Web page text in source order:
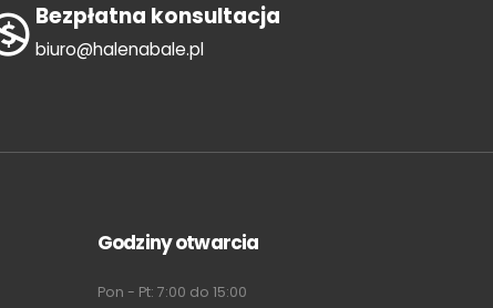
Bezpłatna konsultacja
biuro@halenabale.pl
Godziny otwarcia
Pon - Pt: 7:00 do 15:00